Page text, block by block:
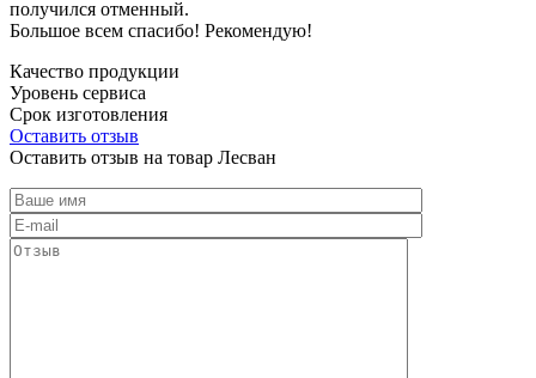
получился отменный.
Большое всем спасибо! Рекомендую!
Качество продукции
Уровень сервиса
Срок изготовления
Оставить отзыв
Оставить отзыв на товар Лесван